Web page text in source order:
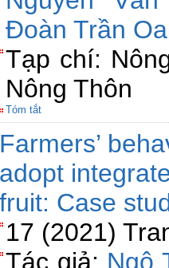
Đoàn Trần
Tạp chí:
Nông Thôn
Tóm tắt
Farmers’
adopt
fruit: Case
17 (2021)
Tác giả: Ngô